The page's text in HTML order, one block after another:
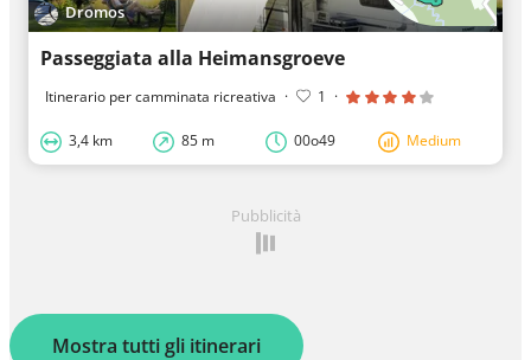
Dromos
Passeggiata alla Heimansgroeve
Itinerario per camminata ricreativa · 1 ·
3,4 km 85 m 00o49 Medium
Pubblicità
Mostra tutti gli itinerari